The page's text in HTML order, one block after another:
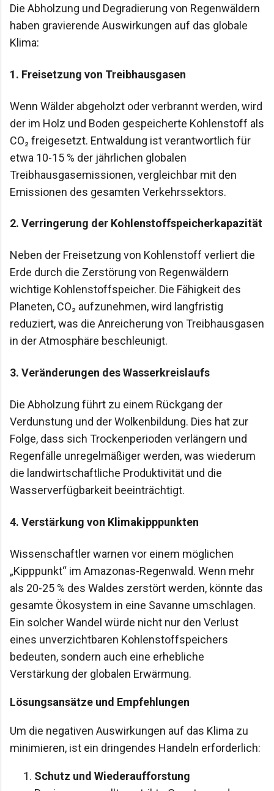
Die Abholzung und Degradierung von Regenwäldern
haben gravierende Auswirkungen auf das globale
Klima:
1. Freisetzung von Treibhausgasen
Wenn Wälder abgeholzt oder verbrannt werden, wird
der im Holz und Boden gespeicherte Kohlenstoff als
CO₂ freigesetzt. Entwaldung ist verantwortlich für
etwa 10-15 % der jährlichen globalen
Treibhausgasemissionen, vergleichbar mit den
Emissionen des gesamten Verkehrssektors.
2. Verringerung der Kohlenstoffspeicherkapazität
Neben der Freisetzung von Kohlenstoff verliert die
Erde durch die Zerstörung von Regenwäldern
wichtige Kohlenstoffspeicher. Die Fähigkeit des
Planeten, CO₂ aufzunehmen, wird langfristig
reduziert, was die Anreicherung von Treibhausgasen
in der Atmosphäre beschleunigt.
3. Veränderungen des Wasserkreislaufs
Die Abholzung führt zu einem Rückgang der
Verdunstung und der Wolkenbildung. Dies hat zur
Folge, dass sich Trockenperioden verlängern und
Regenfälle unregelmäßiger werden, was wiederum
die landwirtschaftliche Produktivität und die
Wasserverfügbarkeit beeinträchtigt.
4. Verstärkung von Klimakipppunkten
Wissenschaftler warnen vor einem möglichen
„Kipppunkt“ im Amazonas-Regenwald. Wenn mehr
als 20-25 % des Waldes zerstört werden, könnte das
gesamte Ökosystem in eine Savanne umschlagen.
Ein solcher Wandel würde nicht nur den Verlust
eines unverzichtbaren Kohlenstoffspeichers
bedeuten, sondern auch eine erhebliche
Verstärkung der globalen Erwärmung.
Lösungsansätze und Empfehlungen
Um die negativen Auswirkungen auf das Klima zu
minimieren, ist ein dringendes Handeln erforderlich:
Schutz und Wiederaufforstung